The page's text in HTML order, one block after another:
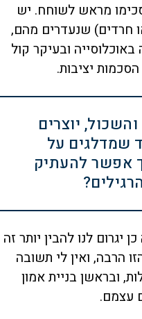
מראש לשוחח. יש
חרדים) שנעדרים מהם,
ובעיקר קול
יציבות.
יוצרים
שמדלגים על
אפשר להעתיק
לנו להבין יותר זה
הרבה, ואין לי תשובה
ובראשן בניית אמון
עצמם.